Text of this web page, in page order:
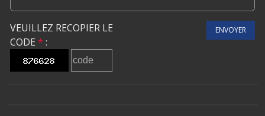
VEUILLEZ RECOPIER LE
CODE * :
ENVOYER